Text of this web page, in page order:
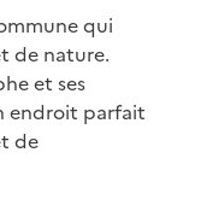
qui
de nature.
et ses
endroit parfait
de